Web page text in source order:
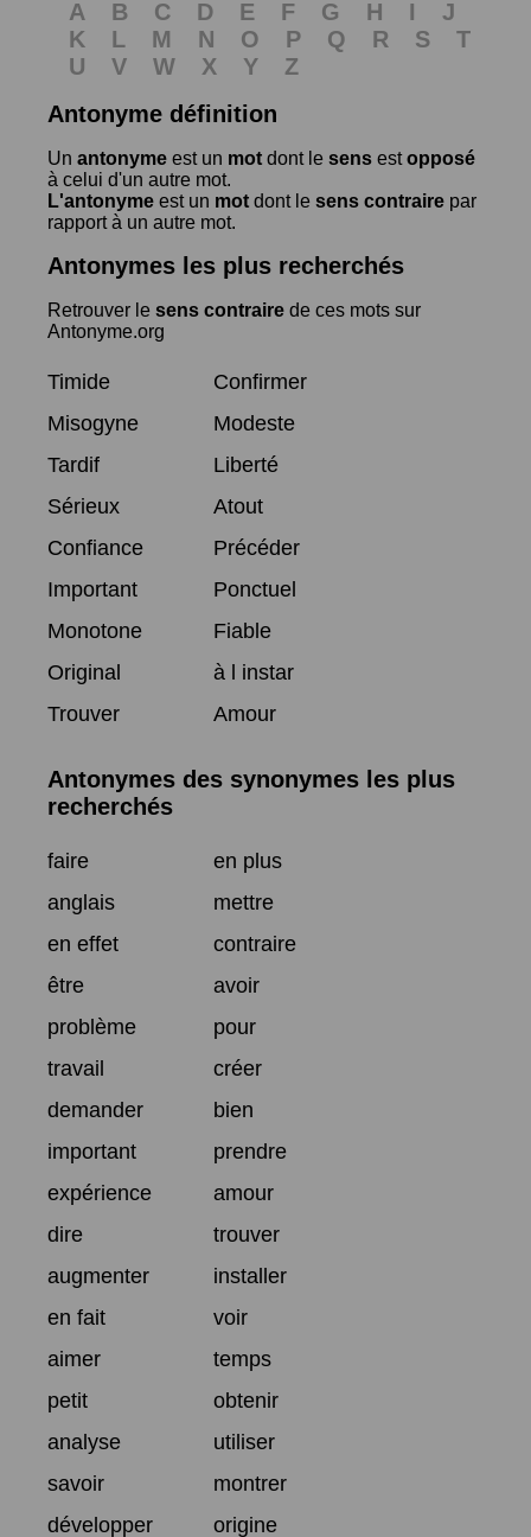
A B C D E F G H I
J
K
L M N O P Q R S
T
U
V W X Y
Z
Antonyme définition
Un antonyme est un mot dont le sens estopposé
à celui d'un autre mot.
L'antonyme est un mot dont le sens contraire par
rapport à un autre mot.
Antonymes les plus recherchés
Retrouver le sens contraire de ces mots sur
Antonyme.org
Timide
Confirmer
Misogyne
Modeste
Tardif
Liberté
Sérieux
Atout
Confiance
Précéder
Important
Ponctuel
Monotone
Fiable
Original
à l instar
Trouver
Amour
Antonymes des synonymes les plus
recherchés
faire
en plus
anglais
mettre
en effet
contraire
être
avoir
problème
pour
travail
créer
demander
bien
important
prendre
expérience
amour
dire
trouver
augmenter
installer
en fait
voir
aimer
temps
petit
obtenir
analyse
utiliser
savoir
montrer
développer
origine